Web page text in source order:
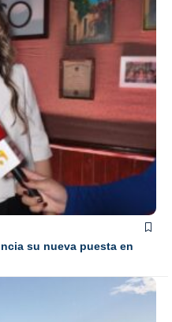
su nueva puesta en